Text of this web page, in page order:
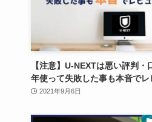
【注意】U-NEXTは悪い評判・
年使って失敗した事も本音でレ
2021年9月6日